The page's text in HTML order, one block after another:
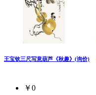
王宝钦三尺写意葫芦《秋趣》(询价)
￥0